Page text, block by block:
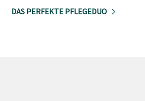
DAS PERFEKTE PFLEGEDUO